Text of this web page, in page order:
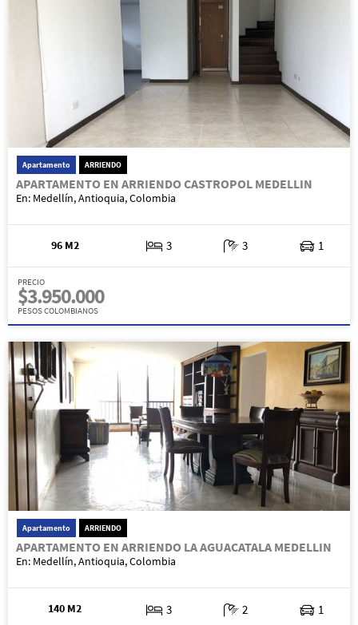
Apartamento ARRIENDO
APARTAMENTO EN ARRIENDO CASTROPOL MEDELLIN
En: Medellín, Antioquia, Colombia
96 M2 3 3 1
PRECIO
$3.950.000
PESOS COLOMBIANOS
Apartamento ARRIENDO
APARTAMENTO EN ARRIENDO LA AGUACATALA MEDELLIN
En: Medellín, Antioquia, Colombia
140 M2 3 2 1